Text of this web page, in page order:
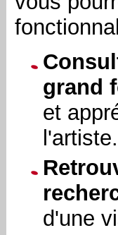
grand
et
l'artiste.
d'une